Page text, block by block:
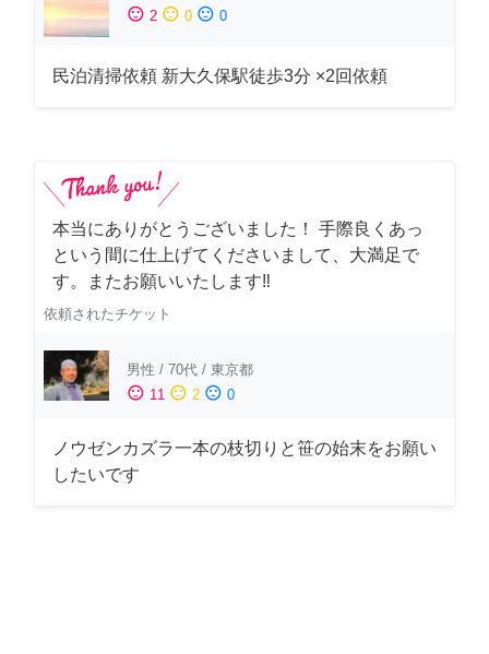
sentiment_satisfied 2 sentiment_neutral 0 sentiment_dissatisfied 0
民泊清掃依頼 新大久保駅徒歩3分 ×2回依頼
本当にありがとうございました！ 手際良くあっ
という間に仕上げてくださいまして、大満足で
す。またお願いいたします‼️
依頼されたチケット
男性 / 70代 / 東京都
sentiment_satisfied 11 sentiment_neutral 2 sentiment_dissatisfied 0
ノウゼンカズラ一本の枝切りと笹の始末をお願い
したいです